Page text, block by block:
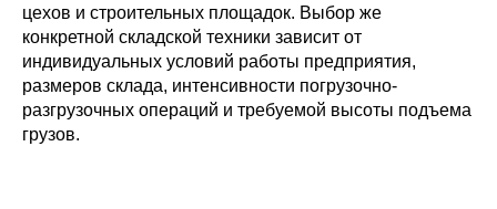
цехов и строительных площадок. Выбор же
конкретной складской техники зависит от
индивидуальных условий работы предприятия,
размеров склада, интенсивности погрузочно-
разгрузочных операций и требуемой высоты подъема
грузов.